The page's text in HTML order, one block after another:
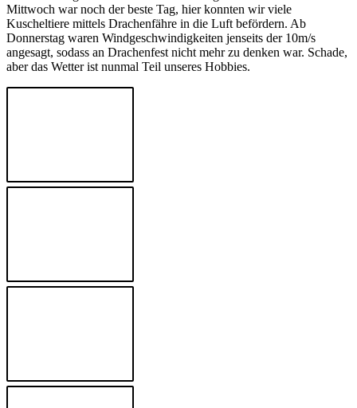
Mittwoch war noch der beste Tag, hier konnten wir viele
Kuscheltiere mittels Drachenfähre in die Luft befördern. Ab
Donnerstag waren Windgeschwindigkeiten jenseits der 10m/s
angesagt, sodass an Drachenfest nicht mehr zu denken war. Schade,
aber das Wetter ist nunmal Teil unseres Hobbies.